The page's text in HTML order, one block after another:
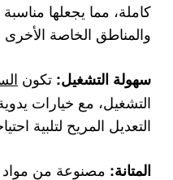
كاملة، مما يجعلها
والمناطق الخاصة
سهولة التشغيل: تكون
التشغيل، مع خيارات
التعديل المريح لتلبية
المتانة: مصنوعة من مواد